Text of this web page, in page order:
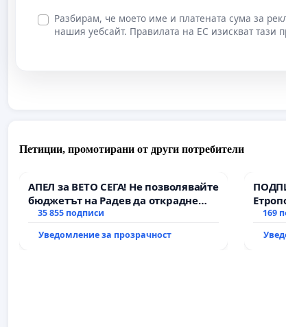
Разбирам, че моето име и платената сума за
нашия уебсайт. Правилата на ЕС изискват тази
Петиции, промотирани от други потребители
АПЕЛ за ВЕТО СЕГА! Не позволявайте
бюджетът на Радев да открадне
парите и правата ни в тъмното
35 855 подписи
Уведомление за прозрачност
169